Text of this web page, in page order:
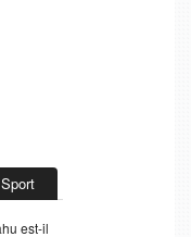
Sport
est-il